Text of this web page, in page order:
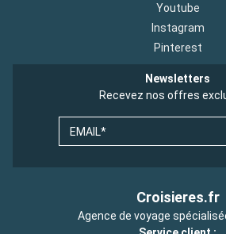
Youtube
Instagram
Pinterest
Newsletters
Recevez nos offres
EMAIL*
Croisieres.fr
Agence de voyage